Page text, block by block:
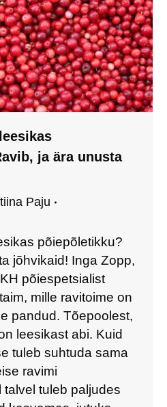
ja ära unusta
Paju
põiepõletikku?
jõhvikaid! Inga Zopp,
põiespetsialist
mille ravitoime on
pandud. Tõepoolest,
leesikast abi. Kuid
tuleb suhtuda sama
ravimi
tuleb paljudes